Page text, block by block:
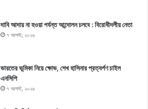
দাবি আদায় না হওয়া পর্যন্ত আন্দোলন চলবে : বিরোধীদলীয় নেতা
৭ আগস্ট, ২০২৬
ভারতের ভূমিকা নিয়ে ক্ষোভ, শেখ হাসিনার প্রত্যর্পণ চাইল
এনসিপি
৭ আগস্ট, ২০২৬